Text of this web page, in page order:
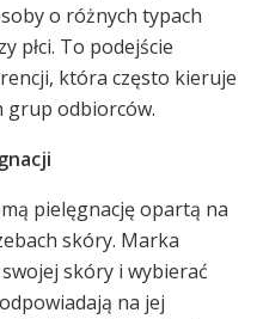
o różnych typach
płci. To podejście
która często kieruje
grup odbiorców.
pielęgnację opartą na
skóry. Marka
skóry i wybierać
na jej